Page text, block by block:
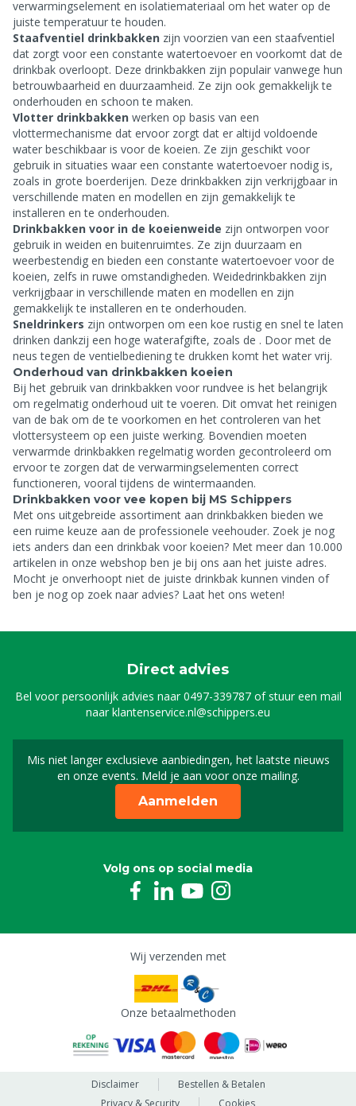
verwarmingselement en isolatiemateriaal om het water op de
juiste temperatuur te houden.
Staafventiel drinkbakken zijn voorzien van een staafventiel
dat zorgt voor een constante watertoevoer en voorkomt dat de
drinkbak overloopt. Deze drinkbakken zijn populair vanwege hun
betrouwbaarheid en duurzaamheid. Ze zijn ook gemakkelijk te
onderhouden en schoon te maken.
Vlotter drinkbakken werken op basis van een
vlottermechanisme dat ervoor zorgt dat er altijd voldoende
water beschikbaar is voor de koeien. Ze zijn geschikt voor
gebruik in situaties waar een constante watertoevoer nodig is,
zoals in grote boerderijen. Deze drinkbakken zijn verkrijgbaar in
verschillende maten en modellen en zijn gemakkelijk te
installeren en te onderhouden.
Drinkbakken voor in de koeienweide zijn ontworpen voor
gebruik in weiden en buitenruimtes. Ze zijn duurzaam en
weerbestendig en bieden een constante watertoevoer voor de
koeien, zelfs in ruwe omstandigheden. Weidedrinkbakken zijn
verkrijgbaar in verschillende maten en modellen en zijn
gemakkelijk te installeren en te onderhouden.
Sneldrinkers zijn ontworpen om een koe rustig en snel te laten
drinken dankzij een hoge waterafgifte, zoals de . Door met de
neus tegen de ventielbediening te drukken komt het water vrij.
Onderhoud van drinkbakken koeien
Bij het gebruik van drinkbakken voor rundvee is het belangrijk
om regelmatig onderhoud uit te voeren. Dit omvat het reinigen
van de bak om dete voorkomen en het controleren van het
vlottersysteem op een juiste werking. Bovendien moeten
verwarmde drinkbakken regelmatig worden gecontroleerd om
ervoor te zorgen dat de verwarmingselementen correct
functioneren, vooral tijdens de wintermaanden.
Drinkbakken voor vee kopen bij MS Schippers
Met ons uitgebreide assortiment aan drinkbakken bieden we
een ruime keuze aan de professionele veehouder. Zoek je nog
iets anders dan een drinkbak voor koeien? Met meer dan 10.000
artikelen in onze webshop ben je bij ons aan het juiste adres.
Mocht je onverhoopt niet de juiste drinkbak kunnen vinden of
ben je nog op zoek naar advies? Laat het ons weten!
Direct advies
Bel voor persoonlijk advies naar0497-339787of stuur een mail
naarklantenservice.nl@schippers.eu
Mis niet langer exclusieve aanbiedingen, het laatste nieuws
en onze events. Meld je aan voor onze mailing.
Schrijf je in voor onze
Aanmelden
Volg ons op social media
Wij verzenden met
Onze betaalmethoden
Disclaimer
Bestellen & Betalen
Privacy & Security
Cookies